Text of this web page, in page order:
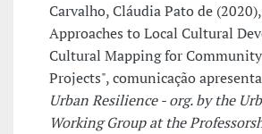
Carvalho, Cláudia Pato de
Approaches to Local Cultural
Cultural Mapping for
Projects", comunicação
Urban Resilience - org. by the
Working Group at the